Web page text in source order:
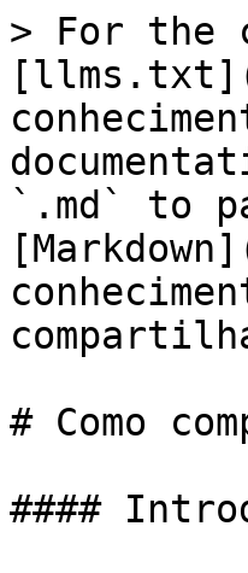
> For the
`.md` to
# Como
####